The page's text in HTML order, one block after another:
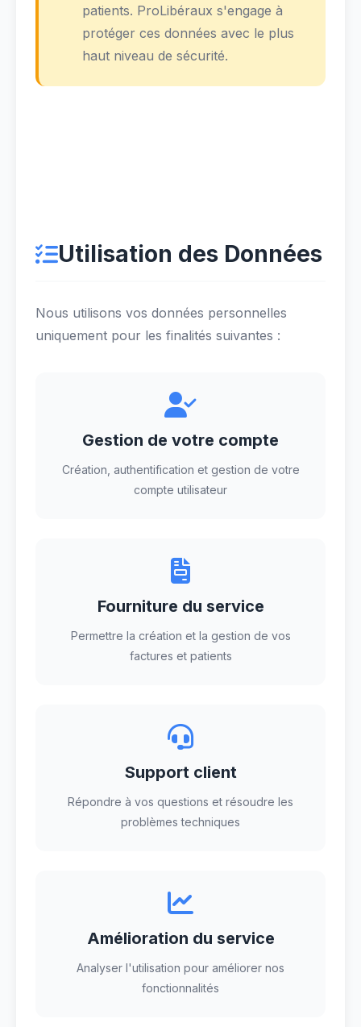
patients. ProLibéraux s'engage à
protéger ces données avec le plus
haut niveau de sécurité.
Utilisation des Données
Nous utilisons vos données personnelles
uniquement pour les finalités suivantes :
Gestion de votre compte
Création, authentification et gestion de votre
compte utilisateur
Fourniture du service
Permettre la création et la gestion de vos
factures et patients
Support client
Répondre à vos questions et résoudre les
problèmes techniques
Amélioration du service
Analyser l'utilisation pour améliorer nos
fonctionnalités